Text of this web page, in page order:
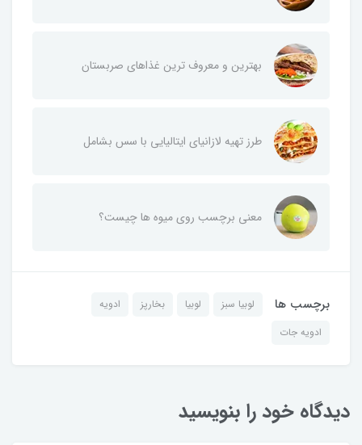
بهترین و معروف ترین غذاهای صربستان
طرز تهیه لازانیای ایتالیایی با سس بشامل
معنی برچسب روی میوه ها چیست؟
برچسب ها لوبیا سبز لوبیا بخارپز
ادویه
ادویه جات
دیدگاه خود را بنویسید